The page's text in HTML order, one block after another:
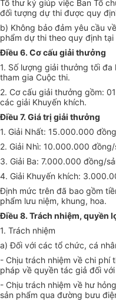
Tổ thư ký giúp việc Ban Tổ
đối tượng dự thi được quy
b) Không bảo đảm yêu cầu
phẩm dự thi theo quy định
Điều 6. Cơ cấu giải thưởng
1. Số lượng giải thưởng tối
tham gia Cuộc thi.
2. Cơ cấu giải thưởng gồm:
các giải Khuyến khích.
Điều 7. Giá trị giải thưởng
1. Giải Nhất: 15.000.000
2. Giải Nhì: 10.000.000 đồng/
3. Giải Ba: 7.000.000 đồng/
4. Giải Khuyến khích:
Định mức trên đã bao gồm
phẩm lưu niệm, khung, hoa.
Điều 8. Trách nhiệm, quyền
1. Trách nhiệm
a) Đối với các tổ chức, cá
- Chịu trách nhiệm về chi phí
pháp về quyền tác giả đối
- Chịu trách nhiệm về hư
sản phẩm qua đường bưu